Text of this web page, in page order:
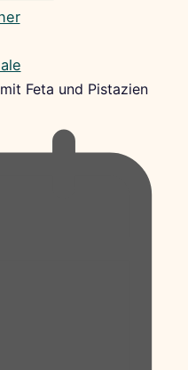
Feta und Pistazien